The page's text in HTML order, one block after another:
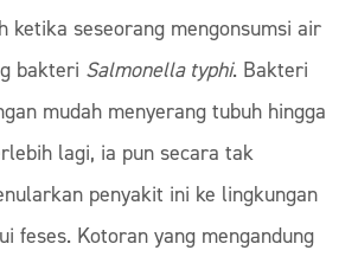
ketika seseorang mengonsumsi air
bakteri Salmonella typhi. Bakteri
mudah menyerang tubuh hingga
lagi, ia pun secara tak
penyakit ini ke lingkungan
feses. Kotoran yang mengandung